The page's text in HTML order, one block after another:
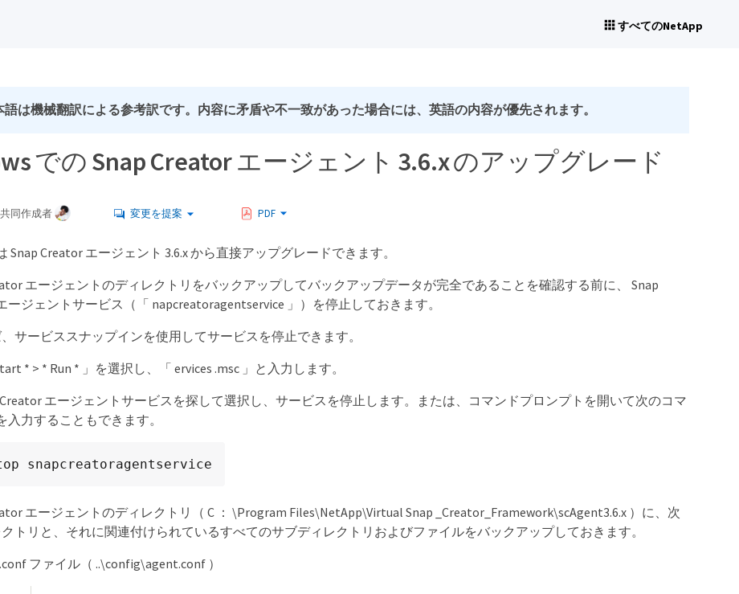
すべてのNetApp
語は機械翻訳による参考訳です。内容に矛盾や不一致があった場合には、英語の内容が優先されます。
での Snap Creator エージェント 3.6.x のアップグレード
共同作成者 変更を提案 PDF
Snap Creator エージェント 3.6.x から直接アップグレードできます。
エージェントのディレクトリをバックアップしてバックアップデータが完全であることを確認する前に、 Snap
ージェントサービス（「 napcreatoragentservice 」）を停止しておきます。
サービススナップインを使用してサービスを停止できます。
* > * Run * 」を選択し、「 ervices .msc 」と入力します。
エージェントサービスを探して選択し、サービスを停止します。または、コマンドプロンプトを開いて次のコマ
入力することもできます。
snapcreatoragentservice
エージェントのディレクトリ（ C ： \Program Files\NetApp\Virtual Snap _Creator_Framework\scAgent3.6.x ）に、次
トリと、それに関連付けられているすべてのサブディレクトリおよびファイルをバックアップしておきます。
ファイル（ ..\config\agent.conf ）